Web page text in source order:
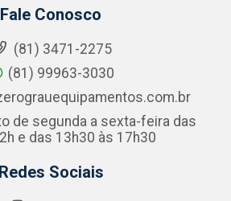
Fale Conosco
(81) 3471-2275
(81) 99963-3030
de segunda a sexta-feira das
e das 13h30 às 17h30
Redes Sociais